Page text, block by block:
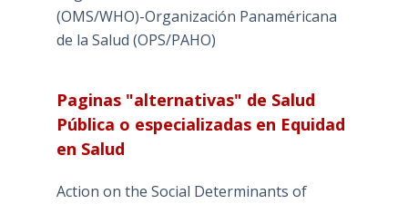
(OMS/WHO)-Organización Panaméricana
de la Salud (OPS/PAHO)
Paginas "alternativas" de Salud
Pública o especializadas en Equidad
en Salud
Action on the Social Determinants of